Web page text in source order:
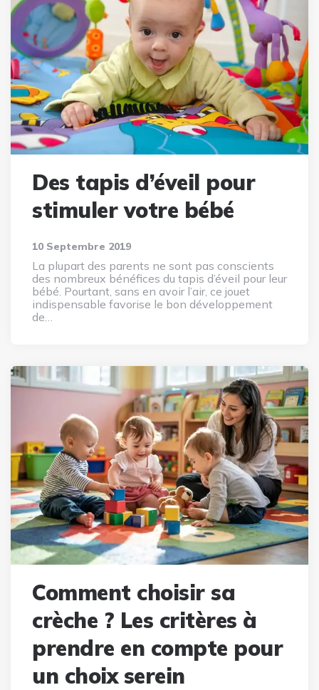
Des tapis d’éveil pour
stimuler votre bébé
10 Septembre 2019
La plupart des parents ne sont pas conscients
des nombreux bénéfices du tapis d’éveil pour leur
bébé. Pourtant, sans en avoir l’air, ce jouet
indispensable favorise le bon développement
de…
Comment choisir sa
crèche ? Les critères à
prendre en compte pour
un choix serein